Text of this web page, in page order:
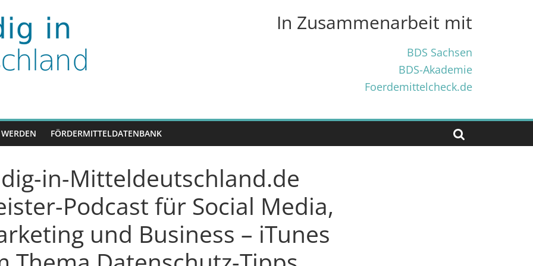
In Zusammenarbeit mit
BDS Sachsen
BDS-Akademie
Foerdemittelcheck.de
FÖRDERMITTELDATENBANK
in-Mitteldeutschland.de
Podcast für Social Media,
und Business – iTunes